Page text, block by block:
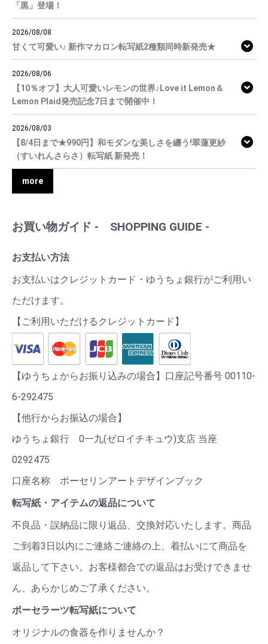
「黒」登場！
2026/08/08
甘くて可愛い♪ 新作マカロン転写紙2種類同時新発売★
2026/08/06
【10％オフ】大人可愛いレモンの世界♪Love it Lemon＆
Lemon Plaid発売記念7日まで開催中！
2026/08/03
【8/4日まで★990円】和モダンな美しさを纏う!翠蓮更紗
（すいれんさらさ）転写紙 新発売！
more
お買い物ガイド - SHOPPING GUIDE -
お支払い方法
お支払いはクレジットカード・ゆうちょ銀行がご利用い
ただけます。
【ご利用いただけるクレジットカード】
【ゆうちょからお振り込みの場合】口座記号番号 00110-
6-292475
【他行からお振込の場合】
ゆうちょ銀行 0一九(ゼロイチキュウ)支店 当座
0292475
口座名称 ポーセリンアートデザインブック
転写紙・アイテムの返品について
不良品・誤納品に限り返品、交換対応いたします。商品
ご到着3日以内にご連絡ご連絡の上、着払いにて商品を
返品して下さい。お客様都合での返品はお受けできませ
ん、あらかじめご了承ください。
ポーセラーツ転写紙について
オリジナルの食器を作りませんか？